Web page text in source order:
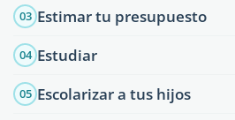
03 Estimar tu presupuesto
04 Estudiar
05 Escolarizar a tus hijos